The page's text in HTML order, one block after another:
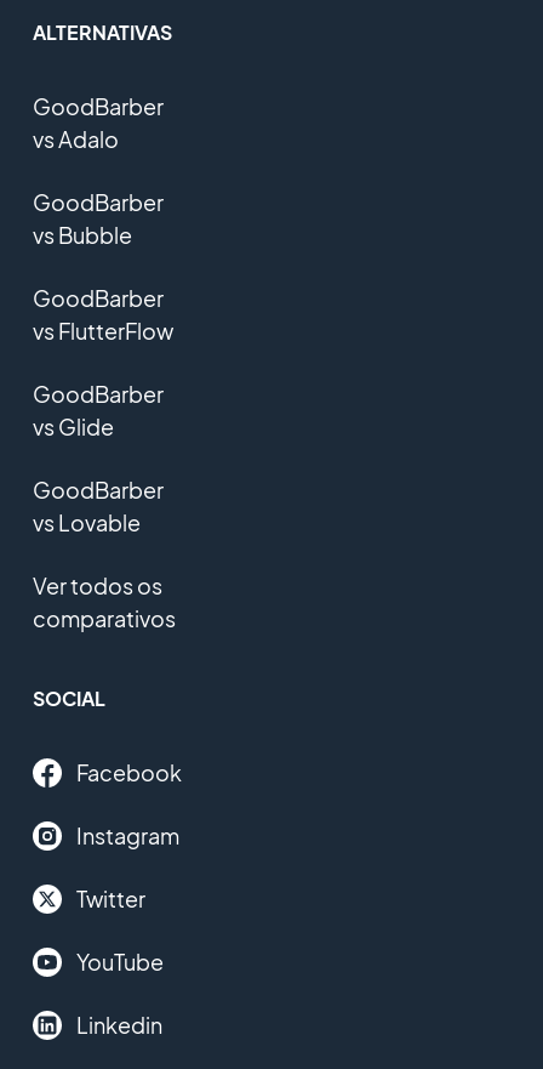
ALTERNATIVAS
GoodBarber
vs Adalo
GoodBarber
vs Bubble
GoodBarber
vs FlutterFlow
GoodBarber
vs Glide
GoodBarber
vs Lovable
Ver todos os
comparativos
SOCIAL
Facebook
Instagram
Twitter
YouTube
Linkedin